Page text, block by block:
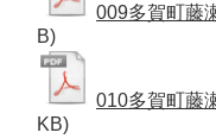
009多賀町藤
B)
010多賀町藤
KB)